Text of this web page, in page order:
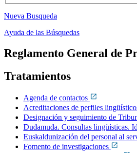
Nueva Busqueda
Ayuda de las Búsquedas
Reglamento General de
Tratamientos
Agenda de contactos
Acreditaciones de perfiles
Designación y seguimiento de
Dudamuda. Consultas lingüísticas.
Euskaldunización del personal al
Fomento de investigaciones